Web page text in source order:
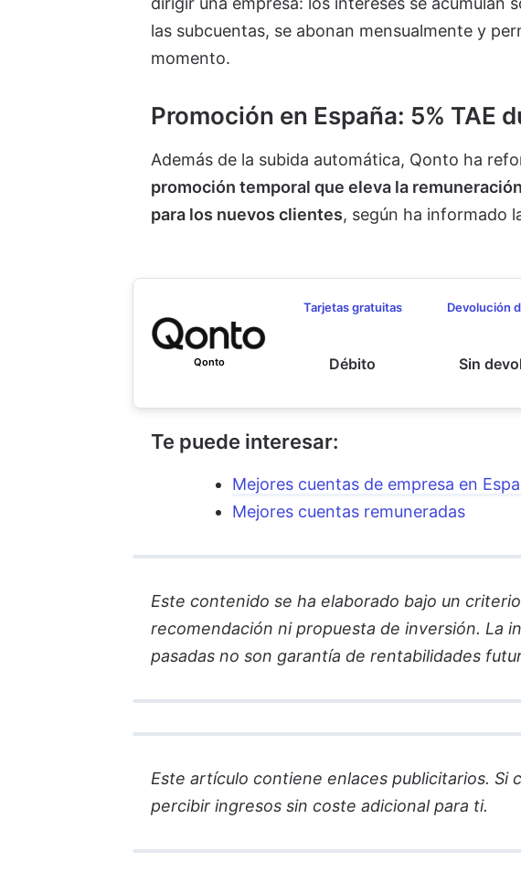
las subcuentas, se abonan mensualmente y
momento.
Promoción en España: 5% TAE
Además de la subida automática, Qonto ha
promoción temporal que eleva la
para los nuevos clientes, según ha informado
Qonto
Tarjetas gratuitas
Débito
Devolución
Sin
Te puede interesar:
Mejores cuentas de empresa en
Mejores cuentas remuneradas
Este contenido se ha elaborado bajo un
recomendación ni propuesta de inversión. La
pasadas no son garantía de rentabilidades
Este artículo contiene enlaces publicitarios. Si
percibir ingresos sin coste adicional para ti.